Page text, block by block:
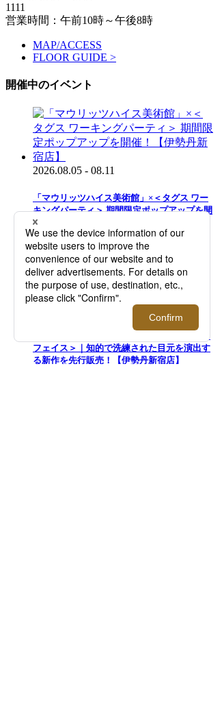
1111
営業時間：午前10時～午後8時
MAP/ACCESS
FLOOR GUIDE >
開催中のイベント
2026.08.05 - 08.11
「マウリッツハイス美術館」×＜タグス ワー
キングパーティ＞ 期間限定ポップアップを開
催！【伊勢丹新宿店】
フェイス＞｜知的で洗練された目元を演出す
る新作を先行販売！【伊勢丹新宿店】